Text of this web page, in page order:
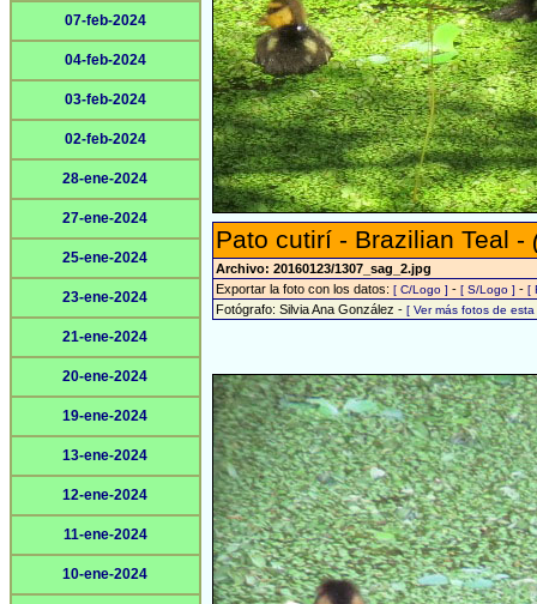
07-feb-2024
04-feb-2024
03-feb-2024
02-feb-2024
28-ene-2024
27-ene-2024
25-ene-2024
23-ene-2024
21-ene-2024
20-ene-2024
19-ene-2024
13-ene-2024
12-ene-2024
11-ene-2024
10-ene-2024
Pato cutirí - Brazilian Teal -
Archivo: 20160123/1307_sag_2.jpg
Exportar la foto con los datos: [ C/Logo ] - [ S/Logo ] - [
Fotógrafo: Silvia Ana González - [ Ver más fotos de